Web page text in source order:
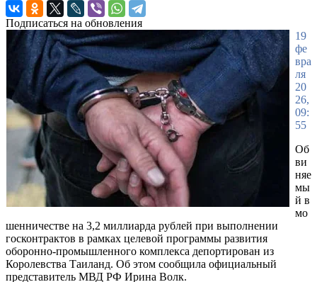
Подписаться на обновления
19
фе
вра
ля
20
26,
09:
55
Об
ви
няе
мы
й в
мо
шенничестве на 3,2 миллиарда рублей при выполнении
госконтрактов в рамках целевой программы развития
оборонно-промышленного комплекса депортирован из
Королевства Таиланд. Об этом сообщила официальный
представитель МВД РФ Ирина Волк.